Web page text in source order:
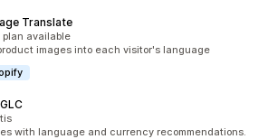
Translate
plan available
images into each visitor's language
with language and currency recommendations.